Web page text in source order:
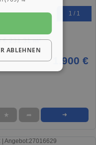
1 / 1
231.31 m²
1.900 €
★ ➦ ➜
ABLEHNEN